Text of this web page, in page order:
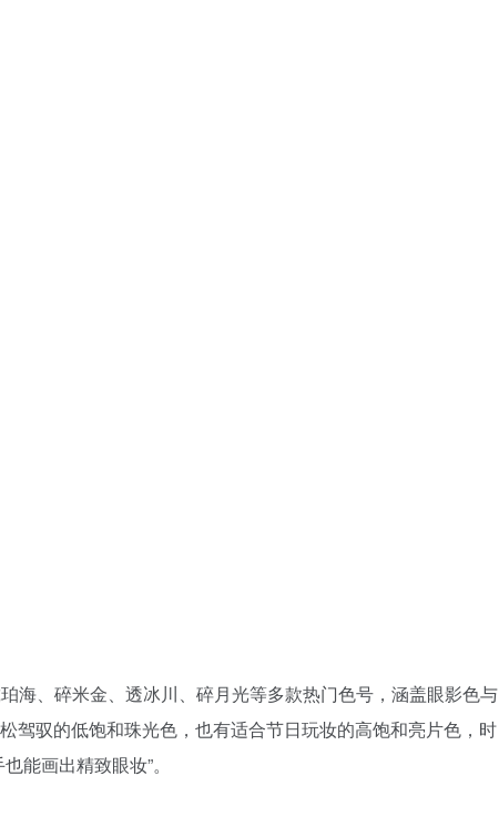
海、碎米金、透冰川、碎月光等多款热门色号，涵盖眼影色与
驾驭的低饱和珠光色，也有适合节日玩妆的高饱和亮片色，时
能画出精致眼妆”。